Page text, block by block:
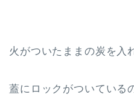
火がついたままの炭を入
蓋にロックがついている